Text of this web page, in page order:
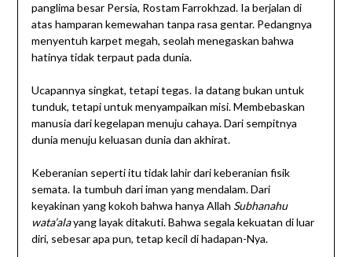
panglima besar Persia, Rostam Farrokhzad. Ia berjalan di
atas hamparan kemewahan tanpa rasa gentar. Pedangnya
menyentuh karpet megah, seolah menegaskan bahwa
hatinya tidak terpaut pada dunia.
Ucapannya singkat, tetapi tegas. Ia datang bukan untuk
tunduk, tetapi untuk menyampaikan misi. Membebaskan
manusia dari kegelapan menuju cahaya. Dari sempitnya
dunia menuju keluasan dunia dan akhirat.
Keberanian seperti itu tidak lahir dari keberanian fisik
semata. Ia tumbuh dari iman yang mendalam. Dari
keyakinan yang kokoh bahwa hanya Allah Subhanahu
wata’alayang layak ditakuti. Bahwa segala kekuatan di luar
diri, sebesar apa pun, tetap kecil di hadapan-Nya.